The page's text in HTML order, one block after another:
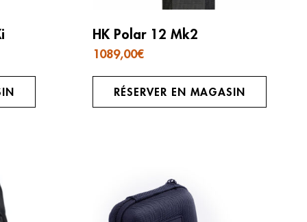
HK Polar 12 Mk2
1089,00€
RÉSERVER EN MAGASIN